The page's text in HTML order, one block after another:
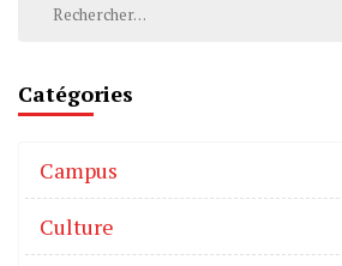
Catégories
Campus
Culture